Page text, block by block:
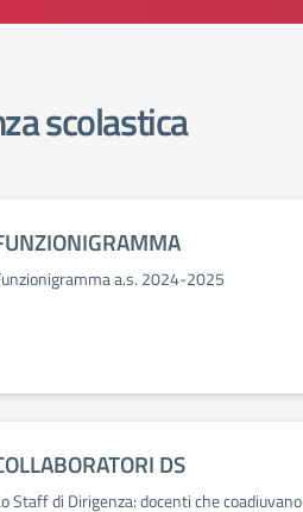
scolastica
a.s. 2024-2025
DS
Staff di Dirigenza: docenti che coadiuvano